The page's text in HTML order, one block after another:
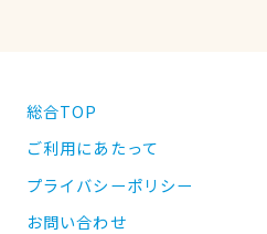
総合TOP
ご利用にあたって
プライバシーポリシー
お問い合わせ